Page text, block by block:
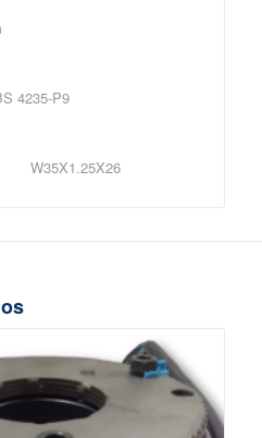
4235-P9
W35X1.25X26